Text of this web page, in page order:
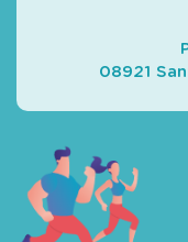
08921